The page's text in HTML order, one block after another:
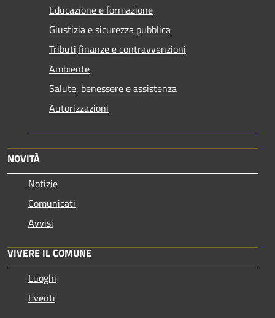
Educazione e formazione
Giustizia e sicurezza pubblica
Tributi,finanze e contravvenzioni
Ambiente
Salute, benessere e assistenza
Autorizzazioni
NOVITÀ
Notizie
Comunicati
Avvisi
VIVERE IL COMUNE
Luoghi
Eventi